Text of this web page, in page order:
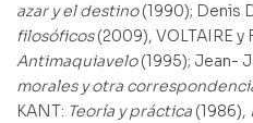
azar y el destino(1990); Denis
filosóficos(2009), VOLTAIRE y
Antimaquiavelo(1995); Jean-
morales y otra
KANT: Teoría y práctica (1986),